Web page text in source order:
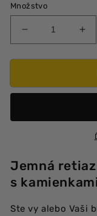
Množstvo
množstvo
produktu
retiazka
Jemná
s kamienkami
Ste vy alebo Vaši